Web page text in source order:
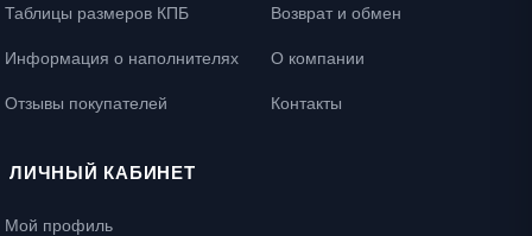
Таблицы размеров КПБ
Информация о наполнителях
Отзывы покупателей
Возврат и обмен
О компании
Контакты
ЛИЧНЫЙ КАБИНЕТ
Мой профиль